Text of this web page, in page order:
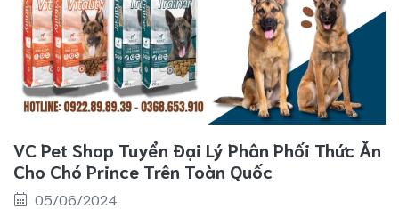
VC Pet Shop Tuyển Đại Lý Phân Phối Thức Ăn
Cho Chó Prince Trên Toàn Quốc
05/06/2024